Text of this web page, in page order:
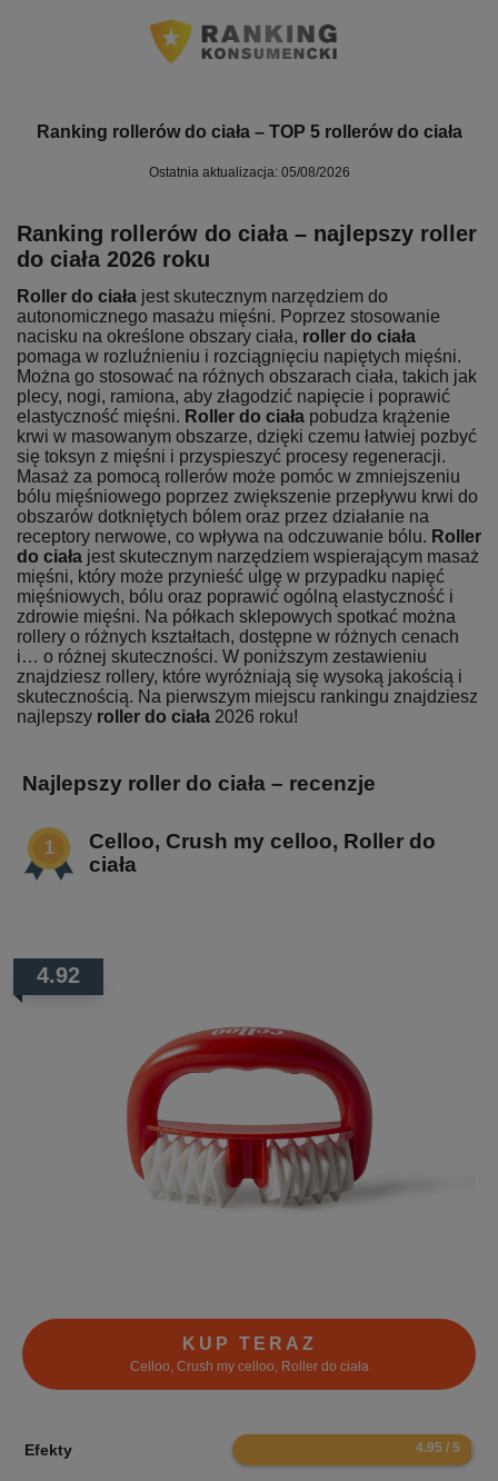
Ranking rollerów do ciała – TOP 5 rollerów do ciała
Ostatnia aktualizacja: 05/08/2026
Ranking rollerów do ciała – najlepszy roller
do ciała 2026 roku
Roller do ciała jest skutecznym narzędziem do
autonomicznego masażu mięśni. Poprzez stosowanie
nacisku na określone obszary ciała, roller do ciała
pomaga w rozluźnieniu i rozciągnięciu napiętych mięśni.
Można go stosować na różnych obszarach ciała, takich jak
plecy, nogi, ramiona, aby złagodzić napięcie i poprawić
elastyczność mięśni. Roller do ciała pobudza krążenie
krwi w masowanym obszarze, dzięki czemu łatwiej pozbyć
się toksyn z mięśni i przyspieszyć procesy regeneracji.
Masaż za pomocą rollerów może pomóc w zmniejszeniu
bólu mięśniowego poprzez zwiększenie przepływu krwi do
obszarów dotkniętych bólem oraz przez działanie na
receptory nerwowe, co wpływa na odczuwanie bólu. Roller
do ciała jest skutecznym narzędziem wspierającym masaż
mięśni, który może przynieść ulgę w przypadku napięć
mięśniowych, bólu oraz poprawić ogólną elastyczność i
zdrowie mięśni. Na półkach sklepowych spotkać można
rollery o różnych kształtach, dostępne w różnych cenach
i… o różnej skuteczności. W poniższym zestawieniu
znajdziesz rollery, które wyróżniają się wysoką jakością i
skutecznością. Na pierwszym miejscu rankingu znajdziesz
najlepszy roller do ciała 2026 roku!
Najlepszy roller do ciała – recenzje
Celloo, Crush my celloo, Roller do
ciała
4.92
KUP TERAZ
Celloo, Crush my celloo, Roller do ciała
Efekty 9.9